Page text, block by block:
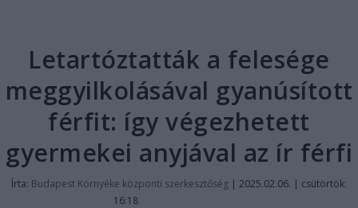
Letartóztatták a felesége
meggyilkolásával gyanúsított
férfit: így végezhetett
gyermekei anyjával az ír férfi
Írta: Budapest Környéke központi szerkesztőség | 2025.02.06. | csütörtök:
16:18